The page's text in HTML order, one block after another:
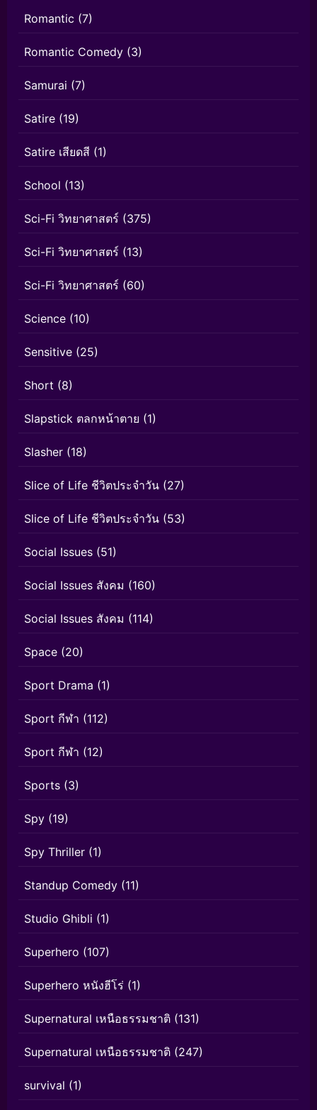
Romantic (7)
Romantic Comedy (3)
Samurai (7)
Satire (19)
Satire เสียดสี (1)
School (13)
Sci-Fi วิทยาศาสตร์ (375)
Sci-Fi วิทยาศาสตร์ (13)
Sci-Fi วิทยาศาสตร์ (60)
Science (10)
Sensitive (25)
Short (8)
Slapstick ตลกหน้าตาย (1)
Slasher (18)
Slice of Life ชีวิตประจำวัน (27)
Slice of Life ชีวิตประจำวัน (53)
Social Issues (51)
Social Issues สังคม (160)
Social Issues สังคม (114)
Space (20)
Sport Drama (1)
Sport กีฬา (112)
Sport กีฬา (12)
Sports (3)
Spy (19)
Spy Thriller (1)
Standup Comedy (11)
Studio Ghibli (1)
Superhero (107)
Superhero หนังฮีโร่ (1)
Supernatural เหนือธรรมชาติ (131)
Supernatural เหนือธรรมชาติ (247)
survival (1)